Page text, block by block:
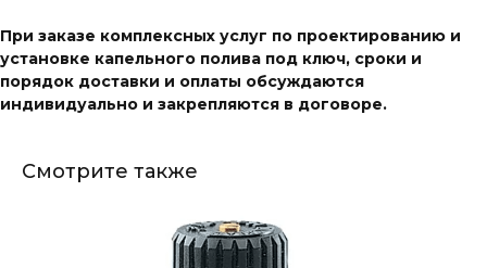
При заказе комплексных услуг по проектированию и
установке капельного полива под ключ, сроки и
порядок доставки и оплаты обсуждаются
индивидуально и закрепляются в договоре.
Смотрите также